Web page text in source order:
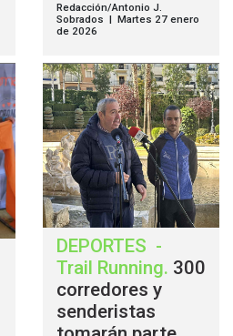
Redacción/Antonio J.
Sobrados | Martes 27 enero
de 2026
DEPORTES -
Trail Running. 300
corredores y
senderistas